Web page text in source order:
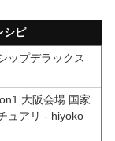
シピ
ップデラックス
大阪会場 国家
ュアリ - hiyoko